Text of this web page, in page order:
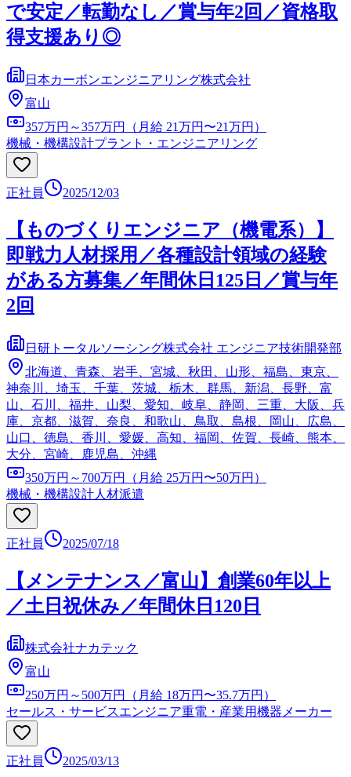
で安定／転勤なし／賞与年2回／資格取
得支援あり◎
日本カーボンエンジニアリング株式会社
富山
357万円～357万円（月給 21万円〜21万円）
機械・機構設計プラント・エンジニアリング
正社員 2025/12/03
【ものづくりエンジニア（機電系）】
即戦力人材採用／各種設計領域の経験
がある方募集／年間休日125日／賞与年
2回
日研トータルソーシング株式会社 エンジニア技術開発部
北海道、青森、岩手、宮城、秋田、山形、福島、東京、
神奈川、埼玉、千葉、茨城、栃木、群馬、新潟、長野、富
山、石川、福井、山梨、愛知、岐阜、静岡、三重、大阪、兵
庫、京都、滋賀、奈良、和歌山、鳥取、島根、岡山、広島、
山口、徳島、香川、愛媛、高知、福岡、佐賀、長崎、熊本、
大分、宮崎、鹿児島、沖縄
350万円～700万円（月給 25万円〜50万円）
機械・機構設計人材派遣
正社員 2025/07/18
【メンテナンス／富山】創業60年以上
／土日祝休み／年間休日120日
株式会社ナカテック
富山
250万円～500万円（月給 18万円〜35.7万円）
セールス・サービスエンジニア重電・産業用機器メーカー
正社員 2025/03/13